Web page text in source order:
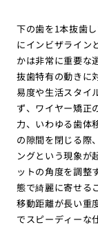
下の歯を1本抜歯
にインビザライン
かは非常に重要な
抜歯特有の動きに
易度や生活スタイ
ず、ワイヤー矯正
力、いわゆる歯体
の隙間を閉じる際
ングという現象が
ットの角度を調整
態で綺麗に寄せる
移動距離が長い重
でスピーディーな